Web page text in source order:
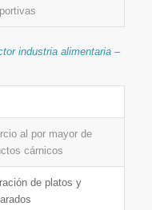
industria alimentaria –
al por mayor de
cárnicos
de platos y